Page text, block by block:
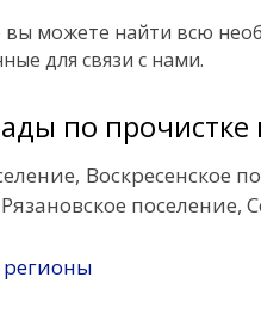
можете найти всю
для связи с нами.
по
Воскресенское
Рязановское поселение
регионы